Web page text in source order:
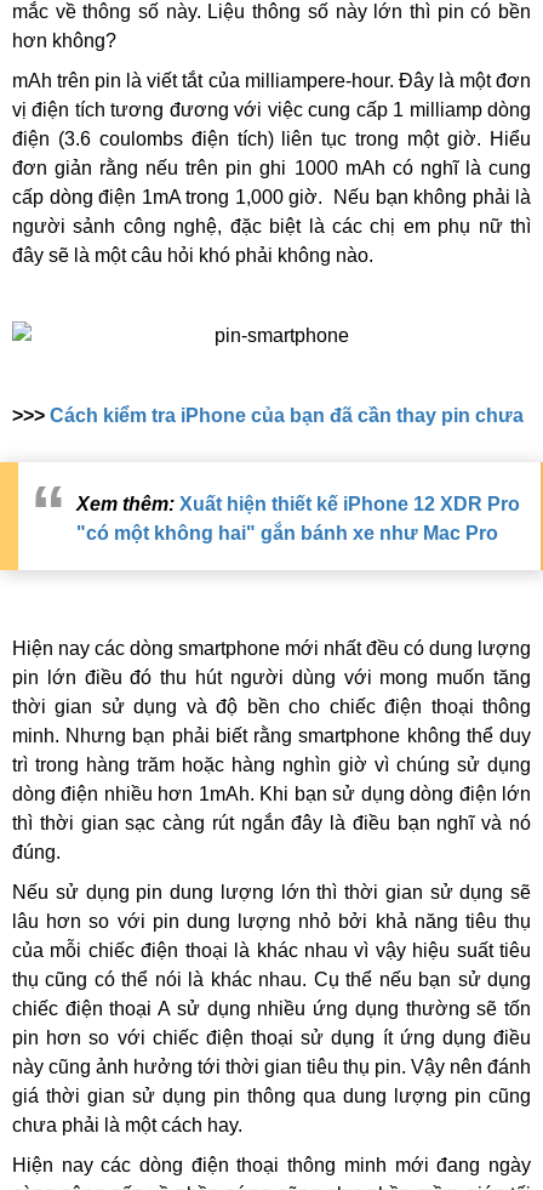
mắc về thông số này. Liệu thông số này lớn thì pin có bền
hơn không?
mAh trên pin là viết tắt của milliampere-hour. Đây là một đơn
vị điện tích tương đương với việc cung cấp 1 milliamp dòng
điện (3.6 coulombs điện tích) liên tục trong một giờ. Hiểu
đơn giản rằng nếu trên pin ghi 1000 mAh có nghĩ là cung
cấp dòng điện 1mA trong 1,000 giờ. Nếu bạn không phải là
người sảnh công nghệ, đặc biệt là các chị em phụ nữ thì
đây sẽ là một câu hỏi khó phải không nào.
>>> Cách kiểm tra iPhone của bạn đã cần thay pin chưa
Xem thêm: Xuất hiện thiết kế iPhone 12 XDR Pro
"có một không hai" gắn bánh xe như Mac Pro
Hiện nay các dòng smartphone mới nhất đều có dung lượng
pin lớn điều đó thu hút người dùng với mong muốn tăng
thời gian sử dụng và độ bền cho chiếc điện thoại thông
minh. Nhưng bạn phải biết rằng smartphone không thể duy
trì trong hàng trăm hoặc hàng nghìn giờ vì chúng sử dụng
dòng điện nhiều hơn 1mAh. Khi bạn sử dụng dòng điện lớn
thì thời gian sạc càng rút ngắn đây là điều bạn nghĩ và nó
đúng.
Nếu sử dụng pin dung lượng lớn thì thời gian sử dụng sẽ
lâu hơn so với pin dung lượng nhỏ bởi khả năng tiêu thụ
của mỗi chiếc điện thoại là khác nhau vì vậy hiệu suất tiêu
thụ cũng có thể nói là khác nhau. Cụ thể nếu bạn sử dụng
chiếc điện thoại A sử dụng nhiều ứng dụng thường sẽ tốn
pin hơn so với chiếc điện thoại sử dụng ít ứng dụng điều
này cũng ảnh hưởng tới thời gian tiêu thụ pin. Vậy nên đánh
giá thời gian sử dụng pin thông qua dung lượng pin cũng
chưa phải là một cách hay.
Hiện nay các dòng điện thoại thông minh mới đang ngày